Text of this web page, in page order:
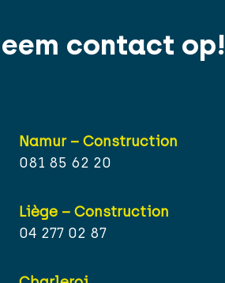
contact op!
Namur – Construction
081 85 62 20
Liège – Construction
04 277 02 87